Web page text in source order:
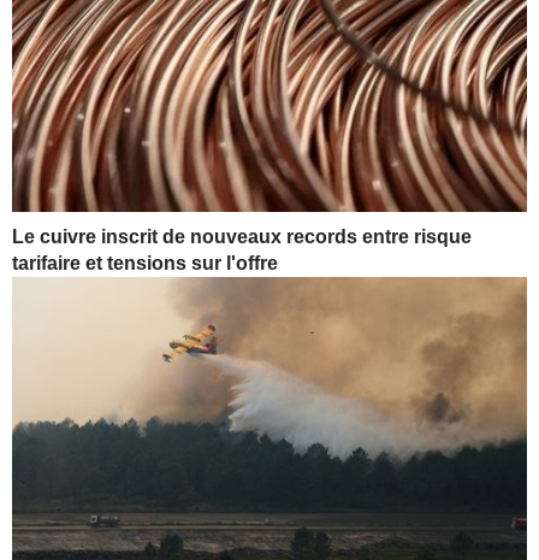
Le cuivre inscrit de nouveaux records entre risque
tarifaire et tensions sur l'offre